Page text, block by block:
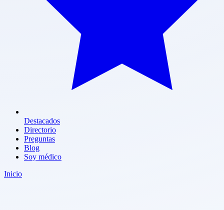
Destacados
Directorio
Preguntas
Blog
Soy médico
Inicio